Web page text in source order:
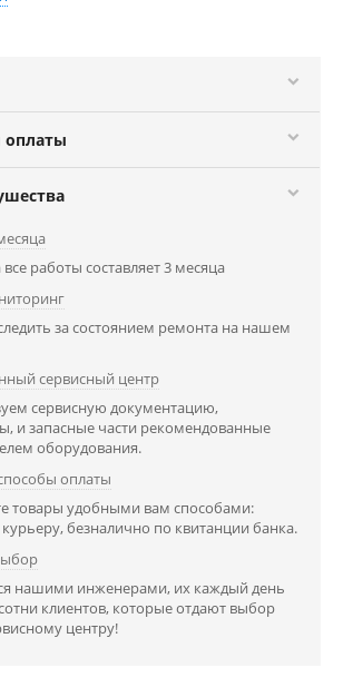
оплаты
работы составляет 3 месяца
за состоянием ремонта на нашем
сервисный центр
сервисную документацию,
и запасные части рекомендованные
оборудования.
оплаты
товары удобными вам способами:
безналично по квитанции банка.
нашими инженерами, их каждый день
клиентов, которые отдают выбор
центру!